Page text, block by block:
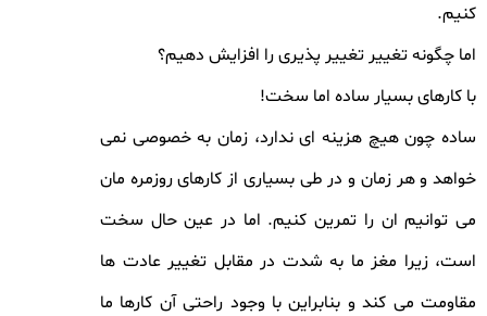
کنیم.
اما چگونه تغییر تغییر پذیری را افزایش دهیم؟
با کارهای بسیار ساده اما سخت!
ساده چون هیچ هزینه ای ندارد، زمان به خصوصی نمی
خواهد و هر زمان و در طی بسیاری از کارهای روزمره مان
می توانیم ان را تمرین کنیم. اما در عین حال سخت
است، زیرا مغز ما به شدت در مقابل تغییر عادت ها
مقاومت می کند و بنابراین با وجود راحتی آن کارها ما